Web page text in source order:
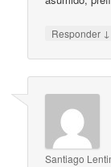
Responder ↓
Santiago